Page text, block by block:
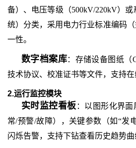
备）、电压等级（500kV/220kV）
统）分类，采用电力行业标准编码
一性。
数字档案库：存储设备图纸（
技术协议、校准证书等文件，支持在
2.运行监控模块
实时监控看板 ：以图形化界
常/预警/故障），关键参数（如“发
闪烁告警，支持下钻查看历史趋势曲